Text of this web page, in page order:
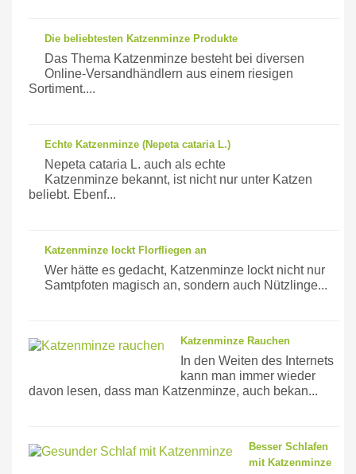
Die beliebtesten Katzenminze Produkte
Das Thema Katzenminze besteht bei diversen
Online-Versandhändlern aus einem riesigen
Sortiment....
Echte Katzenminze (Nepeta cataria L.)
Nepeta cataria L. auch als echte
Katzenminze bekannt, ist nicht nur unter Katzen
beliebt. Ebenf...
Katzenminze lockt Florfliegen an
Wer hätte es gedacht, Katzenminze lockt nicht nur
Samtpfoten magisch an, sondern auch Nützlinge...
Katzenminze Rauchen
In den Weiten des Internets
kann man immer wieder
davon lesen, dass man Katzenminze, auch bekan...
Besser Schlafen
mit Katzenminze